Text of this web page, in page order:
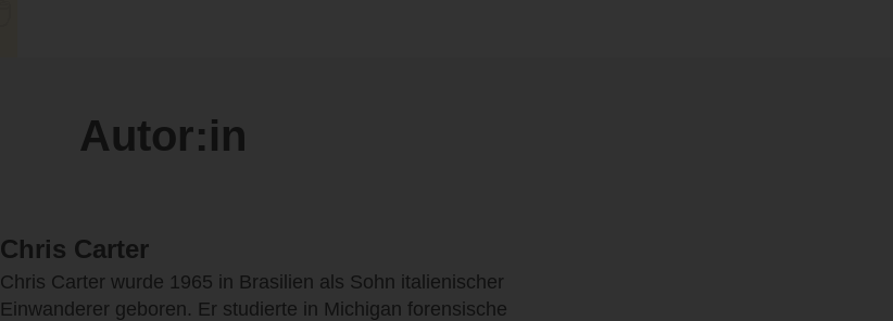
Autor:in
Chris Carter
Chris Carter wurde 1965 in Brasilien als Sohn italienischer
Einwanderer geboren. Er studierte in Michigan forensische